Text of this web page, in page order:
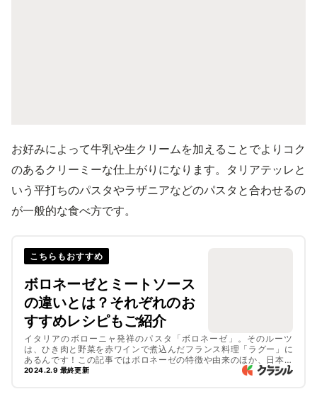
お好みによって牛乳や生クリームを加えることでよりコク
のあるクリーミーな仕上がりになります。タリアテッレと
いう平打ちのパスタやラザニアなどのパスタと合わせるの
が一般的な食べ方です。
こちらもおすすめ
ボロネーゼとミートソース
の違いとは？それぞれのお
すすめレシピもご紹介
イタリアのボローニャ発祥のパスタ「ボロネーゼ」。そのルーツ
は、ひき肉と野菜を赤ワインで煮込んだフランス料理「ラグー」に
あるんです！この記事ではボロネーゼの特徴や由来のほか、日本の
家庭料理の定番パスタである「ミートソース」との作り方の違いに
2024.2.9 最終更新